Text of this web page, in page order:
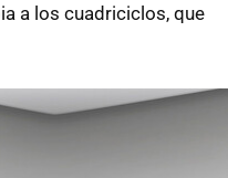
a los cuadriciclos, que